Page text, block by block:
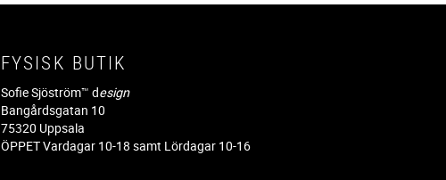
FYSISK BUTIK
Sofie Sjöström™ design
Bangårdsgatan 10
75320 Uppsala
ÖPPET Vardagar 10-18 samt Lördagar 10-16